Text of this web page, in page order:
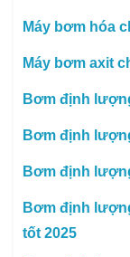
Máy bơm hóa
Máy bơm axit
Bơm định
Bơm định
Bơm định
Bơm định
tốt 2025